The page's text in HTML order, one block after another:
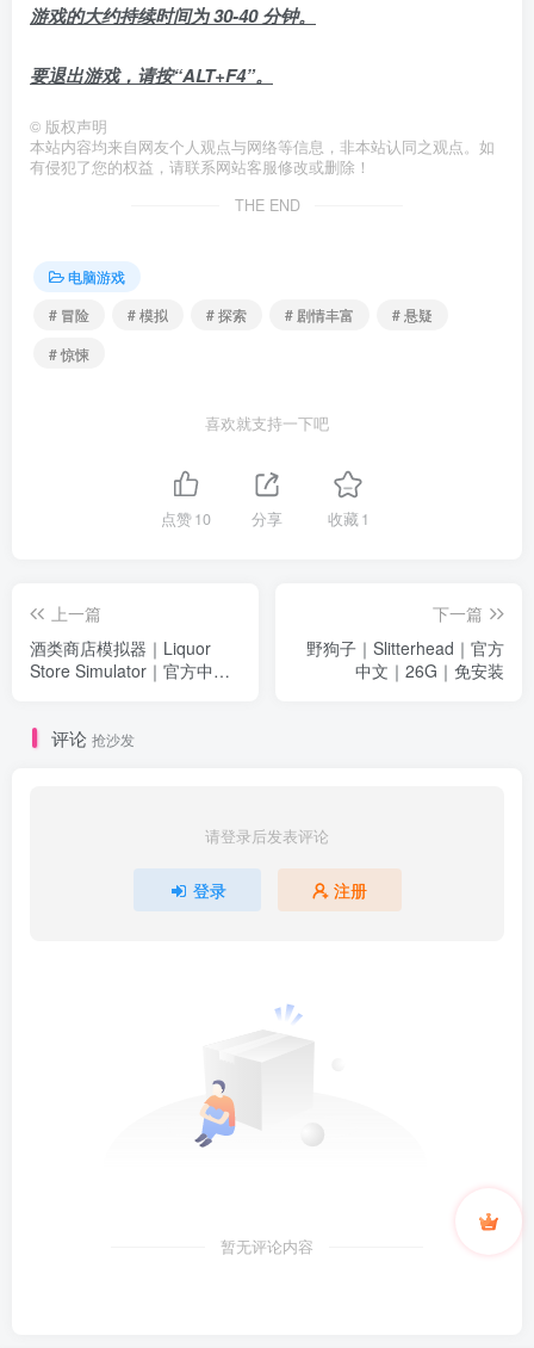
游戏的大约持续时间为 30-40 分钟。
要退出游戏，请按“ALT+F4”。
© 版权声明
本站内容均来自网友个人观点与网络等信息，非本站认同之观点。如
有侵犯了您的权益，请联系网站客服修改或删除！
THE END
电脑游戏
# 冒险
# 模拟 # 探索 # 剧情丰富
# 悬疑
# 惊悚
喜欢就支持一下吧
点赞10 分享 收藏1
上一篇
酒类商店模拟器｜Liquor
Store Simulator｜官方中文
下一篇
野狗子｜Slitterhead｜官方
中文｜26G｜免安装
评论 抢沙发
请登录后发表评论
登录 注册
暂无评论内容